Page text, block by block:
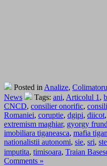
Posted in Analize,
News
Tags: ani, Articolul 1 ,
CNCD, consilier onorific,
Romaniei, coruptie, dgipi, diicot,
extremism maghiar, gyorgy
imobiliara tiganeasca, mafia
nationalistii autonomi, sie, sri,
imputita, timisoara, Traian
Comments »